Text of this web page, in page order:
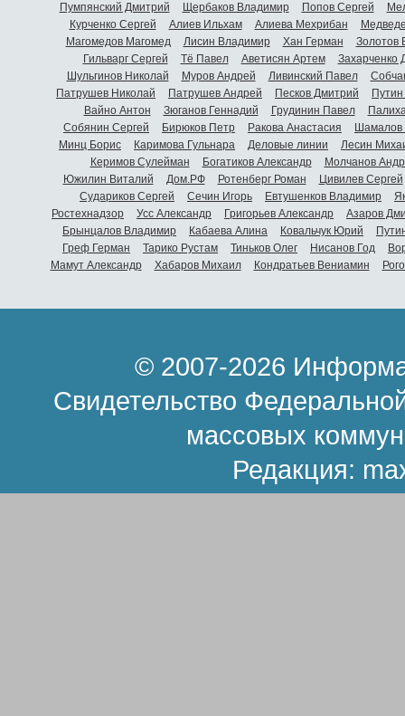
Пумпянский Дмитрий
Щербаков Владимир Попов Сергей
Курченко Сергей
Алиев Ильхам Алиева Мехрибан
Магомедов Магомед
Лисин Владимир Хан Герман
Золотов
Гильварг Сергей
Тё Павел Аветисян Артем
Захарченко
Шульгинов Николай
Муров Андрей Ливинский Павел
Патрушев Николай
Патрушев Андрей Песков Дмитрий
Вайно Антон
Зюганов Геннадий Грудинин Павел
Собянин Сергей
Бирюков Петр Ракова Анастасия
Шамалов
Минц Борис
Каримова Гульнара Деловые линии
Лесин
Керимов Сулейман
Богатиков Александр
Молчанов
Южилин Виталий
Дом.РФ Ротенберг Роман
Цивилев Сергей
Судариков Сергей
Сечин Игорь Евтушенков Владимир
Ростехнадзор
Усс Александр Григорьев Александр
Азаров
Брынцалов Владимир
Кабаева Алина Ковальчук Юрий
Греф Герман
Тарико Рустам Тиньков Олег Нисанов Год
Мамут Александр
Хабаров Михаил Кондратьев Вениамин
© 2007-2026
Свидетельство
массовых
Редакция: